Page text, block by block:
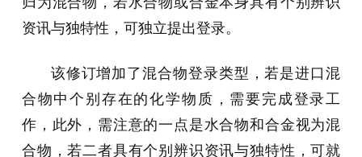
资讯与独特性，可独立提出登录。
该修订增加了混合物登录类型，若是进口混
合物中个别存在的化学物质，需要完成登录工
作，此外，需注意的一点是水合物和合金视为混
合物，若二者具有个别辨识资讯与独特性，可就